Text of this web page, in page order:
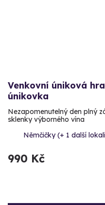
Venkovní úniková
únikovka
Nezapomenutelný den plný
sklenky výborného vína
Němčičky (+ 1 další
990 Kč